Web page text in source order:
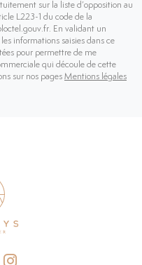
sur la liste d’opposition au
L223-1 du code de la
En validant un
informations saisies dans ce
pour permettre de me
qui découle de cette
sur nos pages Mentions légales